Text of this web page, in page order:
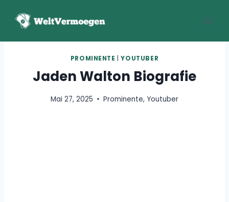
Inhalt
PROMINENTE |YOUTUBER
Jaden Walton Biografie
Mai 27, 2025 Prominente, Youtuber